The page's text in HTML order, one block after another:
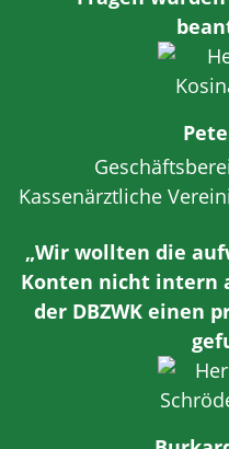
Kassenärztliche
„Wir wollten die
Konten nicht intern
der DBZWK einen